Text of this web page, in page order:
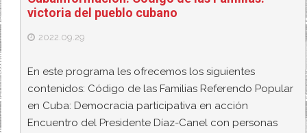
victoria del pueblo cubano
2022.09.29
En este programa les ofrecemos los siguientes
contenidos: Código de las Familias Referendo Popular
en Cuba: Democracia participativa en acción
Encuentro del Presidente Díaz-Canel con personas